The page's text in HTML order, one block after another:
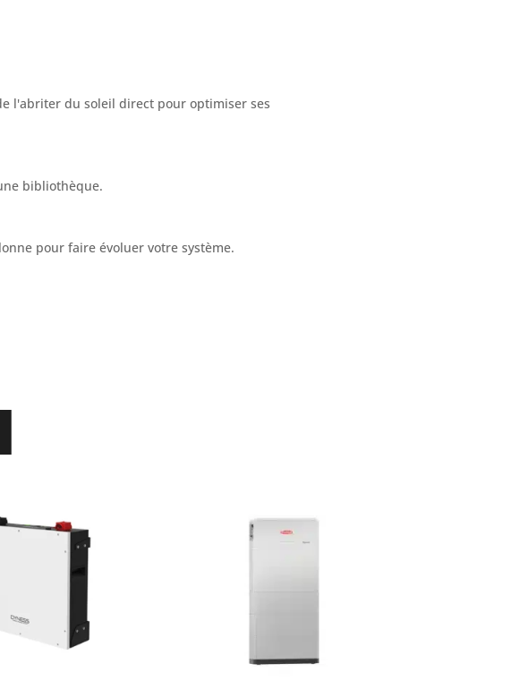
l'abriter du soleil direct pour optimiser ses
bibliothèque.
pour faire évoluer votre système.